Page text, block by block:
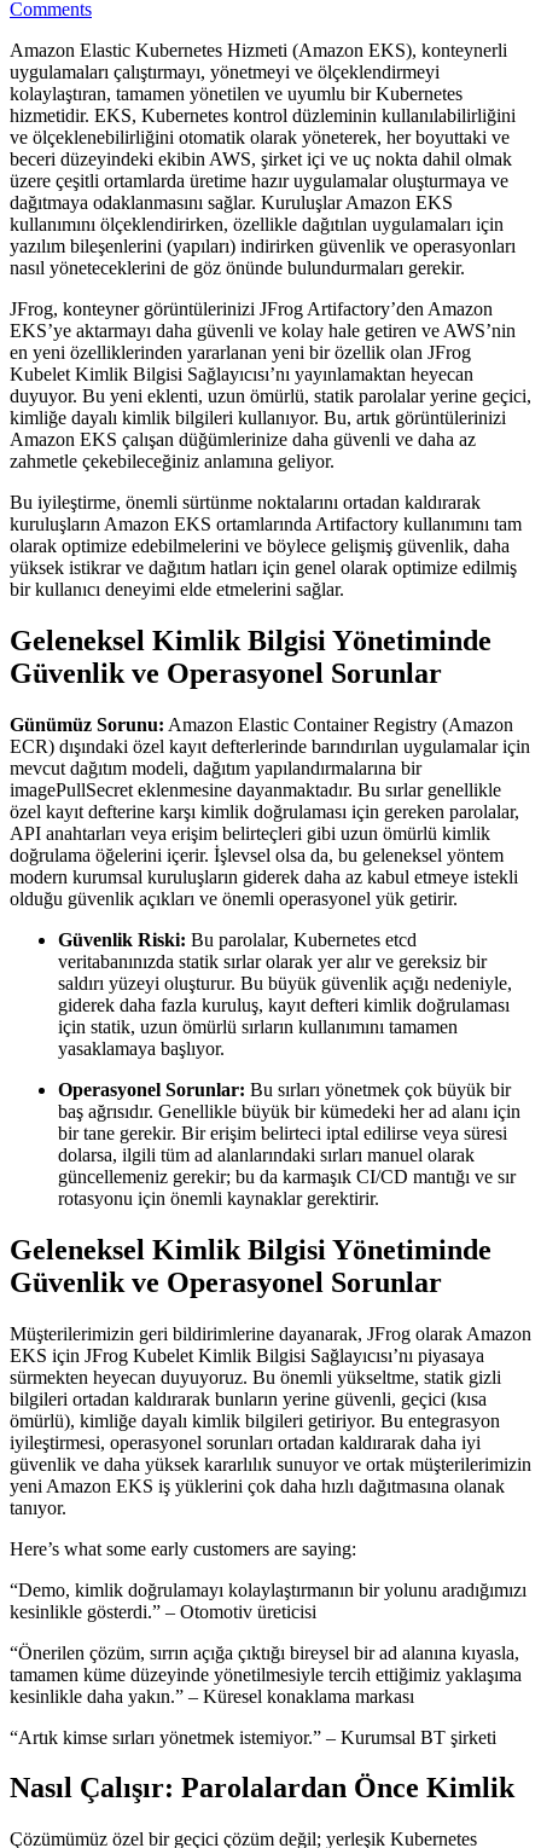
Comments
Amazon Elastic Kubernetes Hizmeti (Amazon EKS), konteynerli
uygulamaları çalıştırmayı, yönetmeyi ve ölçeklendirmeyi
kolaylaştıran, tamamen yönetilen ve uyumlu bir Kubernetes
hizmetidir. EKS, Kubernetes kontrol düzleminin kullanılabilirliğini
ve ölçeklenebilirliğini otomatik olarak yöneterek, her boyuttaki ve
beceri düzeyindeki ekibin AWS, şirket içi ve uç nokta dahil olmak
üzere çeşitli ortamlarda üretime hazır uygulamalar oluşturmaya ve
dağıtmaya odaklanmasını sağlar. Kuruluşlar Amazon EKS
kullanımını ölçeklendirirken, özellikle dağıtılan uygulamaları için
yazılım bileşenlerini (yapıları) indirirken güvenlik ve operasyonları
nasıl yöneteceklerini de göz önünde bulundurmaları gerekir.
JFrog, konteyner görüntülerinizi JFrog Artifactory’den Amazon
EKS’ye aktarmayı daha güvenli ve kolay hale getiren ve AWS’nin
en yeni özelliklerinden yararlanan yeni bir özellik olan JFrog
Kubelet Kimlik Bilgisi Sağlayıcısı’nı yayınlamaktan heyecan
duyuyor. Bu yeni eklenti, uzun ömürlü, statik parolalar yerine geçici,
kimliğe dayalı kimlik bilgileri kullanıyor. Bu, artık görüntülerinizi
Amazon EKS çalışan düğümlerinize daha güvenli ve daha az
zahmetle çekebileceğiniz anlamına geliyor.
Bu iyileştirme, önemli sürtünme noktalarını ortadan kaldırarak
kuruluşların Amazon EKS ortamlarında Artifactory kullanımını tam
olarak optimize edebilmelerini ve böylece gelişmiş güvenlik, daha
yüksek istikrar ve dağıtım hatları için genel olarak optimize edilmiş
bir kullanıcı deneyimi elde etmelerini sağlar.
Geleneksel Kimlik Bilgisi Yönetiminde
Güvenlik ve Operasyonel Sorunlar
Günümüz Sorunu: Amazon Elastic Container Registry (Amazon
ECR) dışındaki özel kayıt defterlerinde barındırılan uygulamalar için
mevcut dağıtım modeli, dağıtım yapılandırmalarına bir
imagePullSecret eklenmesine dayanmaktadır. Bu sırlar genellikle
özel kayıt defterine karşı kimlik doğrulaması için gereken parolalar,
API anahtarları veya erişim belirteçleri gibi uzun ömürlü kimlik
doğrulama öğelerini içerir. İşlevsel olsa da, bu geleneksel yöntem
modern kurumsal kuruluşların giderek daha az kabul etmeye istekli
olduğu güvenlik açıkları ve önemli operasyonel yük getirir.
Güvenlik Riski: Bu parolalar, Kubernetes etcd
veritabanınızda statik sırlar olarak yer alır ve gereksiz bir
saldırı yüzeyi oluşturur. Bu büyük güvenlik açığı nedeniyle,
giderek daha fazla kuruluş, kayıt defteri kimlik doğrulaması
için statik, uzun ömürlü sırların kullanımını tamamen
yasaklamaya başlıyor.
Operasyonel Sorunlar: Bu sırları yönetmek çok büyük bir
baş ağrısıdır. Genellikle büyük bir kümedeki her ad alanı için
bir tane gerekir. Bir erişim belirteci iptal edilirse veya süresi
dolarsa, ilgili tüm ad alanlarındaki sırları manuel olarak
güncellemeniz gerekir; bu da karmaşık CI/CD mantığı ve sır
rotasyonu için önemli kaynaklar gerektirir.
Geleneksel Kimlik Bilgisi Yönetiminde
Güvenlik ve Operasyonel Sorunlar
Müşterilerimizin geri bildirimlerine dayanarak, JFrog olarak Amazon
EKS için JFrog Kubelet Kimlik Bilgisi Sağlayıcısı’nı piyasaya
sürmekten heyecan duyuyoruz. Bu önemli yükseltme, statik gizli
bilgileri ortadan kaldırarak bunların yerine güvenli, geçici (kısa
ömürlü), kimliğe dayalı kimlik bilgileri getiriyor. Bu entegrasyon
iyileştirmesi, operasyonel sorunları ortadan kaldırarak daha iyi
güvenlik ve daha yüksek kararlılık sunuyor ve ortak müşterilerimizin
yeni Amazon EKS iş yüklerini çok daha hızlı dağıtmasına olanak
tanıyor.
Here’s what some early customers are saying:
“Demo, kimlik doğrulamayı kolaylaştırmanın bir yolunu aradığımızı
kesinlikle gösterdi.” – Otomotiv üreticisi
“Önerilen çözüm, sırrın açığa çıktığı bireysel bir ad alanına kıyasla,
tamamen küme düzeyinde yönetilmesiyle tercih ettiğimiz yaklaşıma
kesinlikle daha yakın.” – Küresel konaklama markası
“Artık kimse sırları yönetmek istemiyor.” – Kurumsal BT şirketi
Nasıl Çalışır: Parolalardan Önce Kimlik
Çözümümüz özel bir geçici çözüm değil; yerleşik Kubernetes